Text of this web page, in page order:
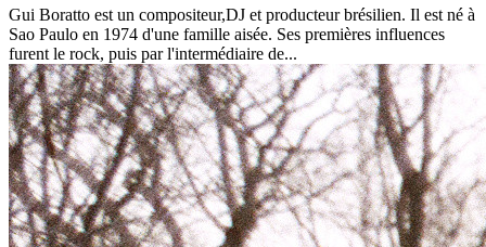
Gui Boratto est un compositeur,DJ et producteur brésilien. Il est né à
Sao Paulo en 1974 d'une famille aisée. Ses premières influences
furent le rock, puis par l'intermédiaire de...